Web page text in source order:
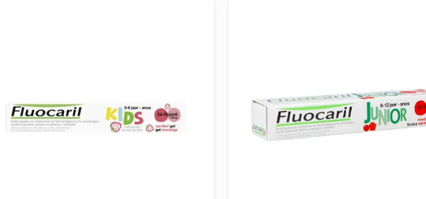
en maximale prijswaarden aan te passen.